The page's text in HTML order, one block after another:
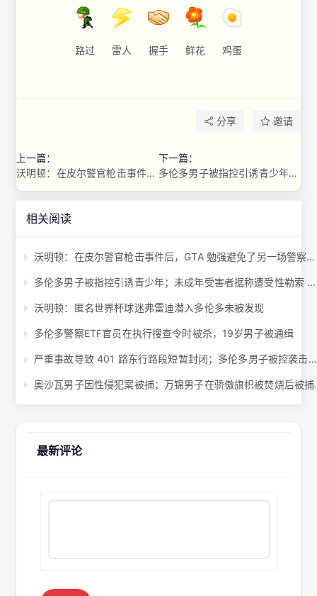
路过 雷人 握手 鲜花 鸡蛋
分享 邀请
上一篇：
沃明顿：在皮尔警官枪击事件后，GTA 勉强避免了另一场警察葬礼 ...
下一篇：
多伦多男子被指控引诱青少年；未成年受害者据称遭受性勒索 ...
相关阅读
沃明顿：在皮尔警官枪击事件后，GTA 勉强避免了另一场警察葬礼 ...
多伦多男子被指控引诱青少年；未成年受害者据称遭受性勒索 ...
沃明顿：匿名世界杯球迷弗雷迪潜入多伦多未被发现
多伦多警察ETF官员在执行搜查令时被杀，19岁男子被通缉
严重事故导致 401 路东行路段短暂封闭；多伦多男子被控袭击、抢劫 ...
奥沙瓦男子
最新评论